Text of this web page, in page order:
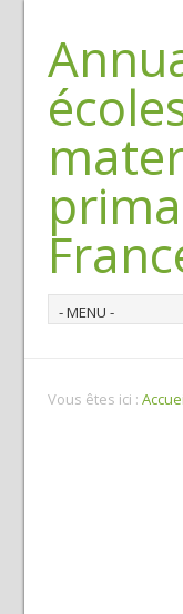
Vous êtes ici :